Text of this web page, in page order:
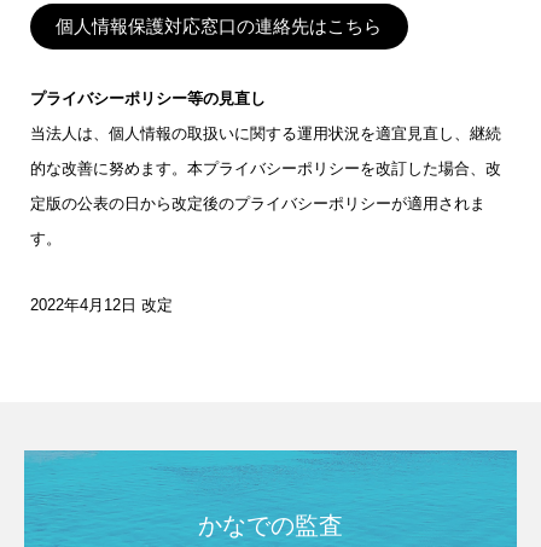
個人情報保護対応窓口の連絡先はこちら
プライバシーポリシー等の見直し
当法人は、個人情報の取扱いに関する運用状況を適宜見直し、継続
的な改善に努めます。本プライバシーポリシーを改訂した場合、改
定版の公表の日から改定後のプライバシーポリシーが適用されま
す。
2022年4月12日 改定
かなでの監査